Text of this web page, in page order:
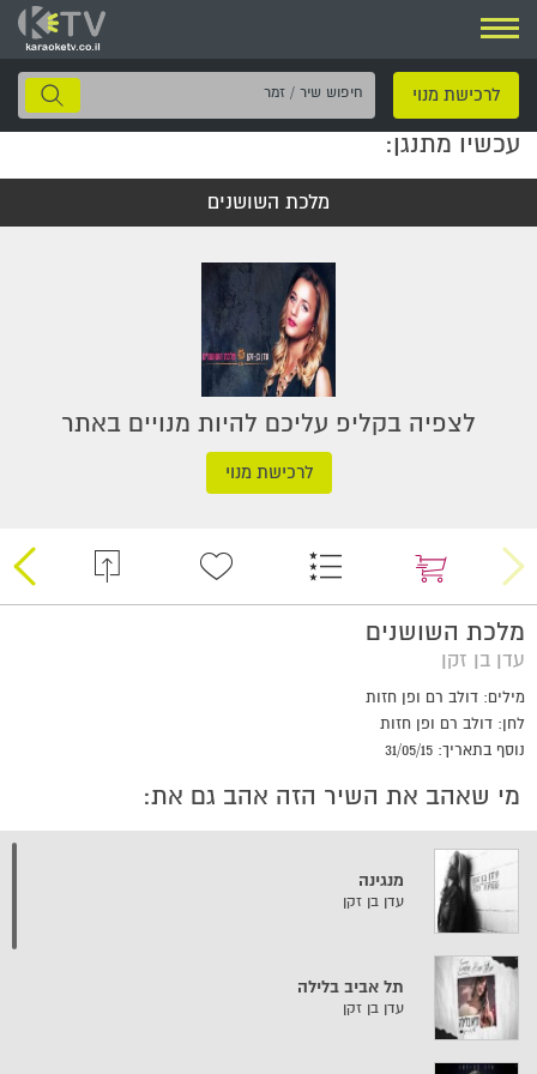
ניווט
לרכישת מנוי
חיפוש
שיר
עכשיו מתנגן:
מלכת השושנים
לצפיה בקליפ עליכם להיות מנויים באתר
לרכישת מנוי
מלכת השושנים
עדן בן זקן
מילים: דולב רם ופן חזות
לחן: דולב רם ופן חזות
נוסף בתאריך: 31/05/15
מי שאהב את השיר הזה אהב גם את:
מנגינה
עדן בן זקן
תל אביב בלילה
עדן בן זקן